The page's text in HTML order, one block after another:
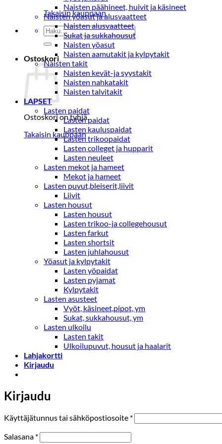
Takaisin kauppaan
Etsi:
Ostoskori
Ostoskori on tyhjä.
Takaisin kauppaan
Naisten päähineet, huivit ja käsineet
Naisten yöasut ja alusvaatteet
Naisten alusvaatteet
Sukat ja sukkahousut
Naisten yöasut
Naisten aamutakit ja kylpytakit
Naisten takit
Naisten kevät-ja syystakit
Naisten nahkatakit
Naisten talvitakit
LAPSET
Lasten paidat
Lasten paidat
Lasten kauluspaidat
Lasten trikoopaidat
Lasten colleget ja hupparit
Lasten neuleet
Lasten mekot ja hameet
Mekot ja hameet
Lasten puvut,bleiserit,liivit
Liivit
Lasten housut
Lasten housut
Lasten trikoo-ja collegehousut
Lasten farkut
Lasten shortsit
Lasten juhlahousut
Yöasut ja kylpytakit
Lasten yöpaidat
Lasten pyjamat
Kylpytakit
Lasten asusteet
Vyöt, käsineet,pipot, ym
Sukat, sukkahousut, ym
Lasten ulkoilu
Lasten takit
Ulkoilupuvut, housut ja haalarit
Lahjakortti
Kirjaudu
Kirjaudu
Käyttäjätunnus tai sähköpostiosoite *Vaaditaan
Salasana *Vaaditaan